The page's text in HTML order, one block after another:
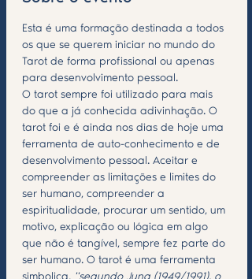
Esta é uma formação destinada a todos
os que se querem iniciar no mundo do
Tarot de forma profissional ou apenas
para desenvolvimento pessoal.
O tarot sempre foi utilizado para mais
do que a já conhecida adivinhação. O
tarot foi e é ainda nos dias de hoje uma
ferramenta de auto-conhecimento e de
desenvolvimento pessoal. Aceitar e
compreender as limitações e limites do
ser humano, compreender a
espiritualidade, procurar um sentido, um
motivo, explicação ou lógica em algo
que não é tangível, sempre fez parte do
ser humano. O tarot é uma ferramenta